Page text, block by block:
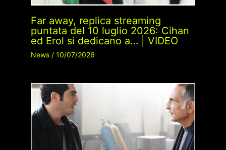
Far away, replica streaming
puntata del 10 luglio 2026: Cihan
ed Erol si dedicano a… | VIDEO
News/ 10/07/2026